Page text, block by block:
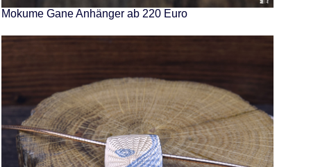
Mokume Gane Anhänger ab 220 Euro